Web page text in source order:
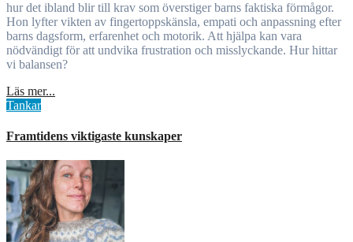
hur det ibland blir till krav som överstiger barns faktiska förmågor.
Hon lyfter vikten av fingertoppskänsla, empati och anpassning efter
barns dagsform, erfarenhet och motorik. Att hjälpa kan vara
nödvändigt för att undvika frustration och misslyckande. Hur hittar
vi balansen?
Läs mer...
Tankar
Framtidens viktigaste kunskaper